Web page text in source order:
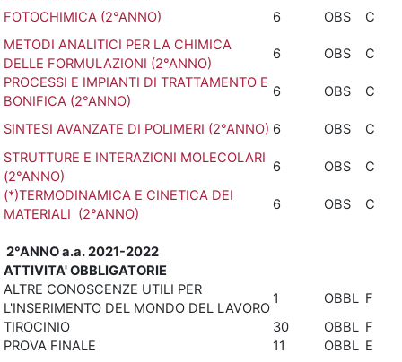
FOTOCHIMICA (2°ANNO) 6 OBS
C
METODI ANALITICI PER LA CHIMICA
DELLE FORMULAZIONI (2°ANNO)
6 OBS
C
PROCESSI E IMPIANTI DI TRATTAMENTO E
BONIFICA (2°ANNO)
6 OBS C
SINTESI AVANZATE DI POLIMERI (2°ANNO) 6 OBS
C
STRUTTURE E INTERAZIONI MOLECOLARI
(2°ANNO)
6 OBS
C
(*)TERMODINAMICA E CINETICA DEI
MATERIALI (2°ANNO)
6 OBS C
2°ANNO a.a. 2021-2022
ATTIVITA' OBBLIGATORIE
ALTRE CONOSCENZE UTILI PER
L'INSERIMENTO DEL MONDO DEL LAVORO
1 OBBL F
TIROCINIO
30 OBBL F
PROVA FINALE
11 OBBL E